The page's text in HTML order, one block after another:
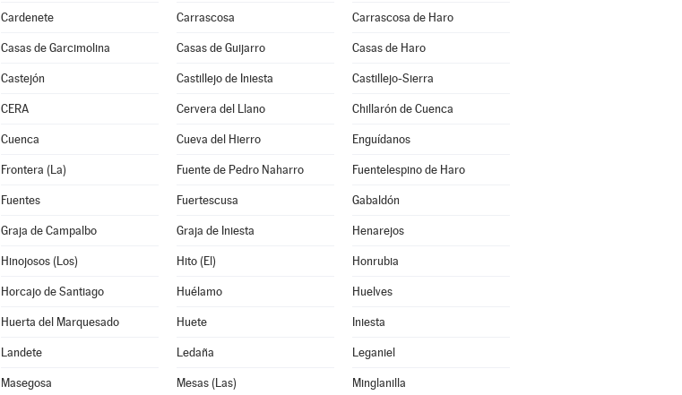
Cardenete Carrascosa Carrascosa de Haro
Casas de Garcimolina Casas de Guijarro Casas de Haro
Castejón Castillejo de Iniesta Castillejo-Sierra
CERA Cervera del Llano Chillarón de Cuenca
Cuenca Cueva del Hierro Enguídanos
Frontera (La) Fuente de Pedro Naharro Fuentelespino de Haro
Fuentes Fuertescusa Gabaldón
Graja de Campalbo Graja de Iniesta Henarejos
Hinojosos (Los) Hito (El) Honrubia
Horcajo de Santiago Huélamo Huelves
Huerta del Marquesado Huete Iniesta
Landete Ledaña Leganiel
Masegosa Mesas (Las) Minglanilla